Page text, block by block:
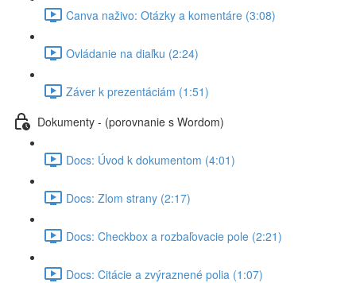
Canva naživo: Otázky a komentáre (3:08)
Ovládanie na diaľku (2:24)
Záver k prezentáciám (1:51)
Dokumenty - (porovnanie s Wordom)
Docs: Úvod k dokumentom (4:01)
Docs: Zlom strany (2:17)
Docs: Checkbox a rozbaľovacie pole (2:21)
Docs: Citácie a zvýraznené polia (1:07)